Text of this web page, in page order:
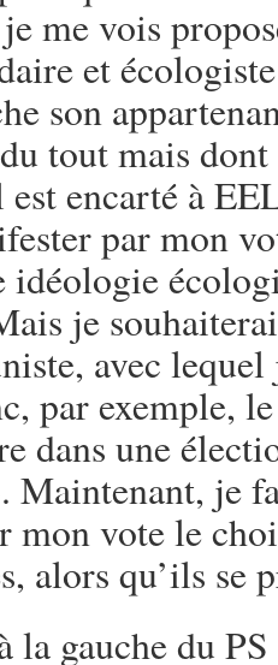
me vois
et
son
tout mais
encarté à
par mon
idéologie
je
avec
par exemple,
dans une
Maintenant, je
mon vote le
alors qu’ils se
la gauche du